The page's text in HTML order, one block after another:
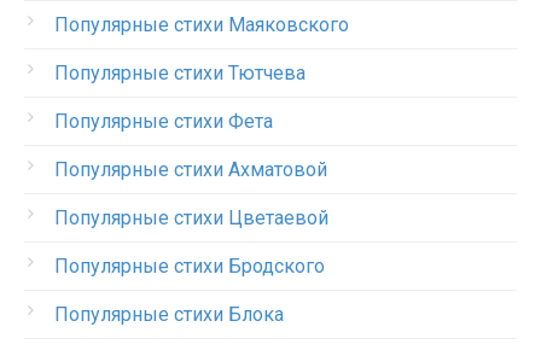
Популярные стихи Маяковского
Популярные стихи Тютчева
Популярные стихи Фета
Популярные стихи Ахматовой
Популярные стихи Цветаевой
Популярные стихи Бродского
Популярные стихи Блока